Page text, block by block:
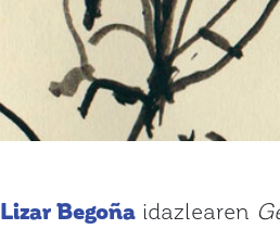
Lizar Begoñaidazlearen